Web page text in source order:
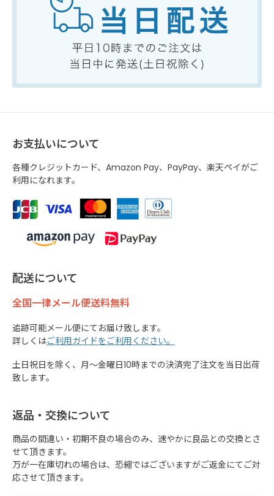
お支払いについて
各種クレジットカード、Amazon Pay、PayPay、楽天ペイがご
利用になれます。
配送について
全国一律メール便送料無料
追跡可能メール便にてお届け致します。
詳しくはご利用ガイドをご利用ください。
土日祝日を除く、月～金曜日10時までの決済完了注文を当日出荷
致します。
返品・交換について
商品の間違い・初期不良の場合のみ、速やかに良品との交換とさ
せて頂きます。
万が一在庫切れの場合は、恐縮ではございますがご返金にてご対
応させて頂きます。